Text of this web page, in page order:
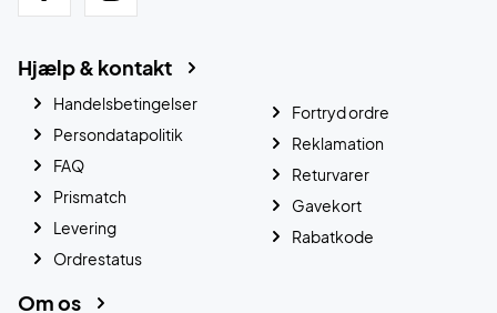
Hjælp & kontakt
Handelsbetingelser
Persondatapolitik
FAQ
Prismatch
Levering
Ordrestatus
Fortryd ordre
Reklamation
Returvarer
Gavekort
Rabatkode
Om os